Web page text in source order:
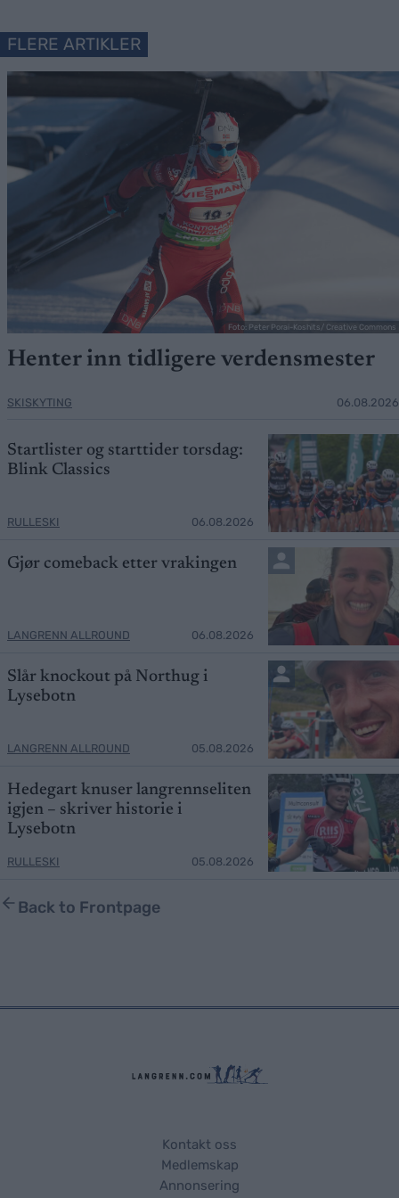
FLERE ARTIKLER
Foto: Peter Porai-Koshits/ Creative Commons
Henter inn tidligere verdensmester
SKISKYTING 06.08.2026
Startlister og starttider torsdag:
Blink Classics
RULLESKI 06.08.2026
Gjør comeback etter vrakingen
LANGRENN ALLROUND 06.08.2026
Slår knockout på Northug i
Lysebotn
LANGRENN ALLROUND 05.08.2026
Hedegart knuser langrennseliten
igjen – skriver historie i
Lysebotn
RULLESKI 05.08.2026
Back to Frontpage
Kontakt oss
Medlemskap
Annonsering